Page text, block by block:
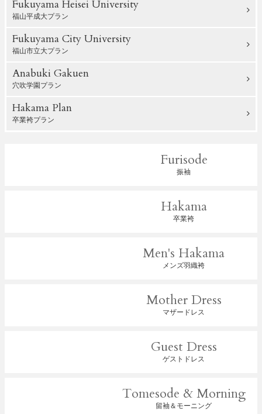
Fukuyama Heisei University
福山平成大プラン
Fukuyama City University
福山市立大プラン
Anabuki Gakuen
穴吹学園プラン
Hakama Plan
卒業袴プラン
Furisode
振袖
Hakama
卒業袴
Men's Hakama
メンズ羽織袴
Mother Dress
マザードレス
Guest Dress
ゲストドレス
Tomesode & Morning
留袖＆モーニング